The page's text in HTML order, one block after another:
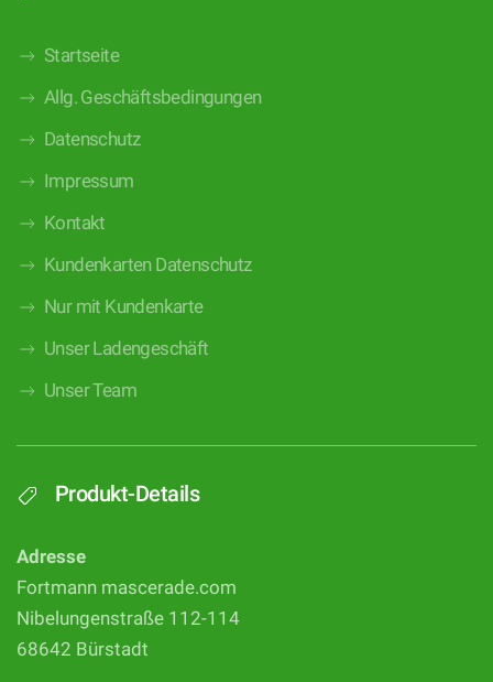
Startseite
Allg. Geschäftsbedingungen
Datenschutz
Impressum
Kontakt
Kundenkarten Datenschutz
Nur mit Kundenkarte
Unser Ladengeschäft
Unser Team
Produkt-Details
Adresse
Fortmann mascerade.com
Nibelungenstraße 112-114
68642 Bürstadt